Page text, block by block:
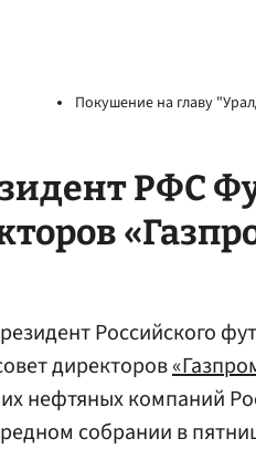
Покушение на главу
РФС
Российского
директоров
нефтяных компаний
собрании в